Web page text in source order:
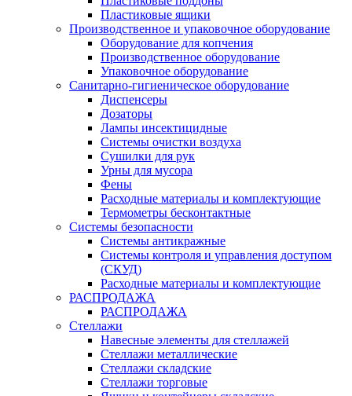
Пластиковые ящики
Производственное и упаковочное оборудование
Оборудование для копчения
Производственное оборудование
Упаковочное оборудование
Санитарно-гигиеническое оборудование
Диспенсеры
Дозаторы
Лампы инсектицидные
Системы очистки воздуха
Сушилки для рук
Урны для мусора
Фены
Расходные материалы и комплектующие
Термометры бесконтактные
Системы безопасности
Системы антикражные
Системы контроля и управления доступом
(СКУД)
Расходные материалы и комплектующие
РАСПРОДАЖА
РАСПРОДАЖА
Стеллажи
Навесные элементы для стеллажей
Стеллажи металлические
Стеллажи складские
Стеллажи торговые